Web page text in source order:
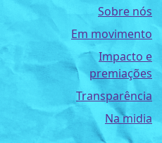
Sobre nós
Em movimento
Impacto e
premiações
Transparência
Na midia